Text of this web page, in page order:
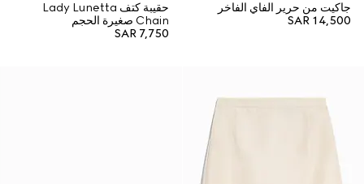
جاكيت من حرير الفاي الفاخر
SAR 14,500
حقيبة كتف Lady Lunetta
Chain صغيرة الحجم
SAR 7,750